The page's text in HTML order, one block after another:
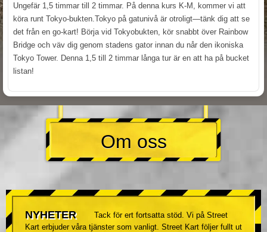
Ungefär 1,5 timmar till 2 timmar. På denna kurs K-M, kommer vi att
köra runt Tokyo-bukten.Tokyo på gatunivå är otroligt—tänk dig att se
det från en go-kart! Börja vid Tokyobukten, kör snabbt över Rainbow
Bridge och väv dig genom stadens gator innan du når den ikoniska
Tokyo Tower. Denna 1,5 till 2 timmar långa tur är en att ha på bucket
listan!
Om oss
NYHETER
Tack för ert fortsatta stöd. Vi på Street
Kart erbjuder våra tjänster som vanligt. Street Kart följer fullt ut